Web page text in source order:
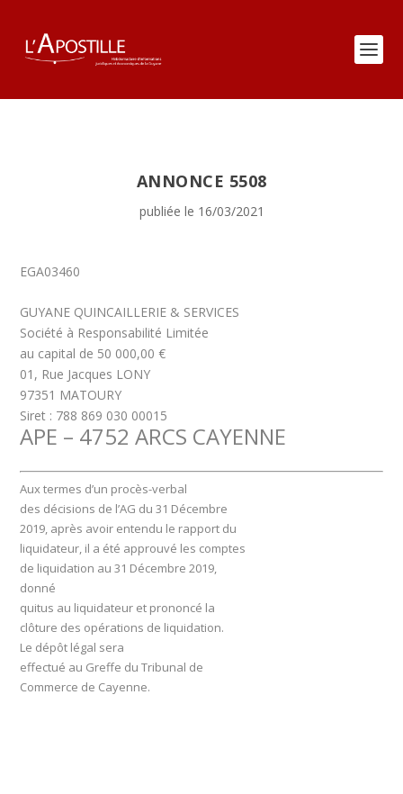
ANNONCE 5508
publiée le 16/03/2021
EGA03460
GUYANE QUINCAILLERIE & SERVICES
Société à Responsabilité Limitée
au capital de 50 000,00 €
01, Rue Jacques LONY
97351 MATOURY
Siret : 788 869 030 00015
APE – 4752 ARCS CAYENNE
Aux termes d’un procès-verbal
des décisions de l’AG du 31 Décembre
2019, après avoir entendu le rapport du
liquidateur, il a été approuvé les comptes
de liquidation au 31 Décembre 2019,
donné
quitus au liquidateur et prononcé la
clôture des opérations de liquidation.
Le dépôt légal sera
effectué au Greffe du Tribunal de
Commerce de Cayenne.